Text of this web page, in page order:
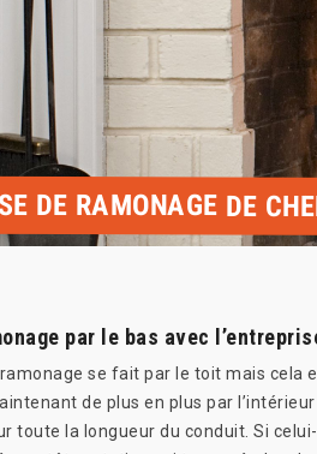
DE RAMONAGE DE
par le bas avec
se fait par le toit mais cela
de plus en plus par
toute la longueur du conduit. Si